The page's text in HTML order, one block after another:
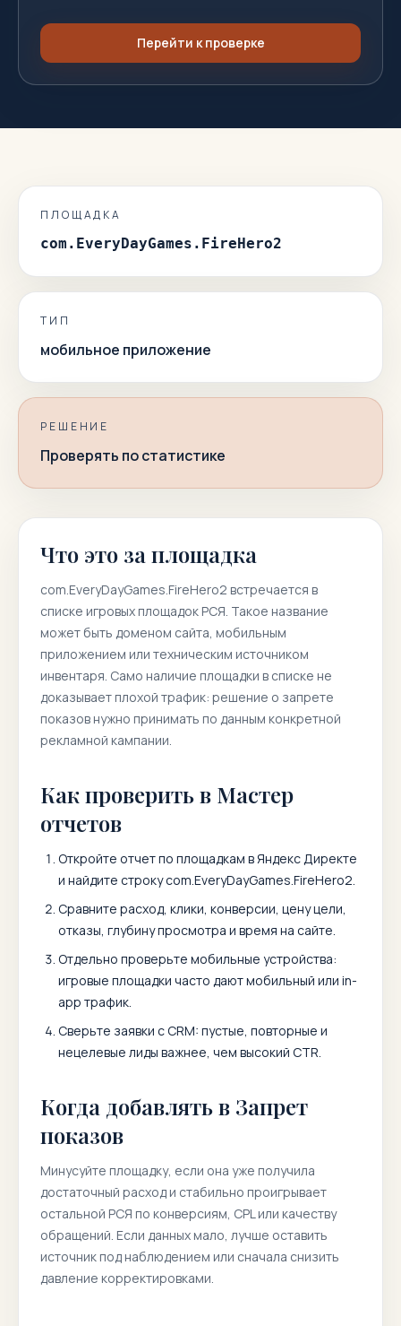
Перейти к проверке
ПЛОЩАДКА
com.EveryDayGames.FireHero2
ТИП
мобильное приложение
РЕШЕНИЕ
Проверять по статистике
Что это за площадка
com.EveryDayGames.FireHero2 встречается в
списке игровых площадок РСЯ. Такое название
может быть доменом сайта, мобильным
приложением или техническим источником
инвентаря. Само наличие площадки в списке не
доказывает плохой трафик: решение о запрете
показов нужно принимать по данным конкретной
рекламной кампании.
Как проверить в Мастер
отчетов
Откройте отчет по площадкам в Яндекс Директе
и найдите строкуcom.EveryDayGames.FireHero2.
Сравните расход, клики, конверсии, цену цели,
отказы, глубину просмотра и время на сайте.
Отдельно проверьте мобильные устройства:
игровые площадки часто дают мобильный или in-
app трафик.
Сверьте заявки с CRM: пустые, повторные и
нецелевые лиды важнее, чем высокий CTR.
Когда добавлять в Запрет
показов
Минусуйте площадку, если она уже получила
достаточный расход и стабильно проигрывает
остальной РСЯ по конверсиям, CPL или качеству
обращений. Если данных мало, лучше оставить
источник под наблюдением или сначала снизить
давление корректировками.